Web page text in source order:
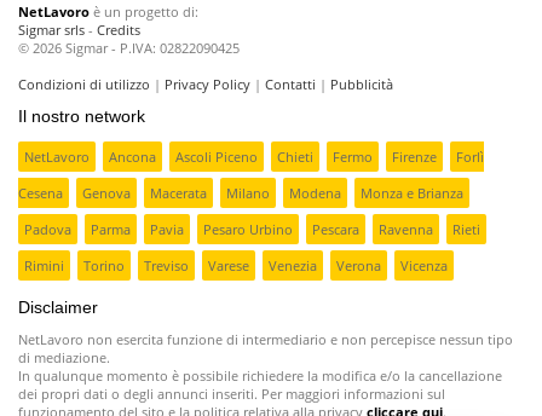
NetLavoro è un progetto di:
Sigmar srls - Credits
© 2026 Sigmar - P.IVA: 02822090425
Condizioni di utilizzo | Privacy Policy | Contatti | Pubblicità
Il nostro network
NetLavoro Ancona Ascoli Piceno Chieti Fermo Firenze
Forlì
Cesena
Genova Macerata Milano Modena
Monza e Brianza
Padova
Parma Pavia Pesaro Urbino Pescara Ravenna
Rieti
Rimini
Torino Treviso Varese Venezia Verona Vicenza
Disclaimer
NetLavoro non esercita funzione di intermediario e non percepisce nessun tipo
di mediazione.
In qualunque momento è possibile richiedere la modifica e/o la cancellazione
dei propri dati o degli annunci inseriti. Per maggiori informazioni sul
funzionamento del sito e la politica relativa alla privacy cliccare qui.